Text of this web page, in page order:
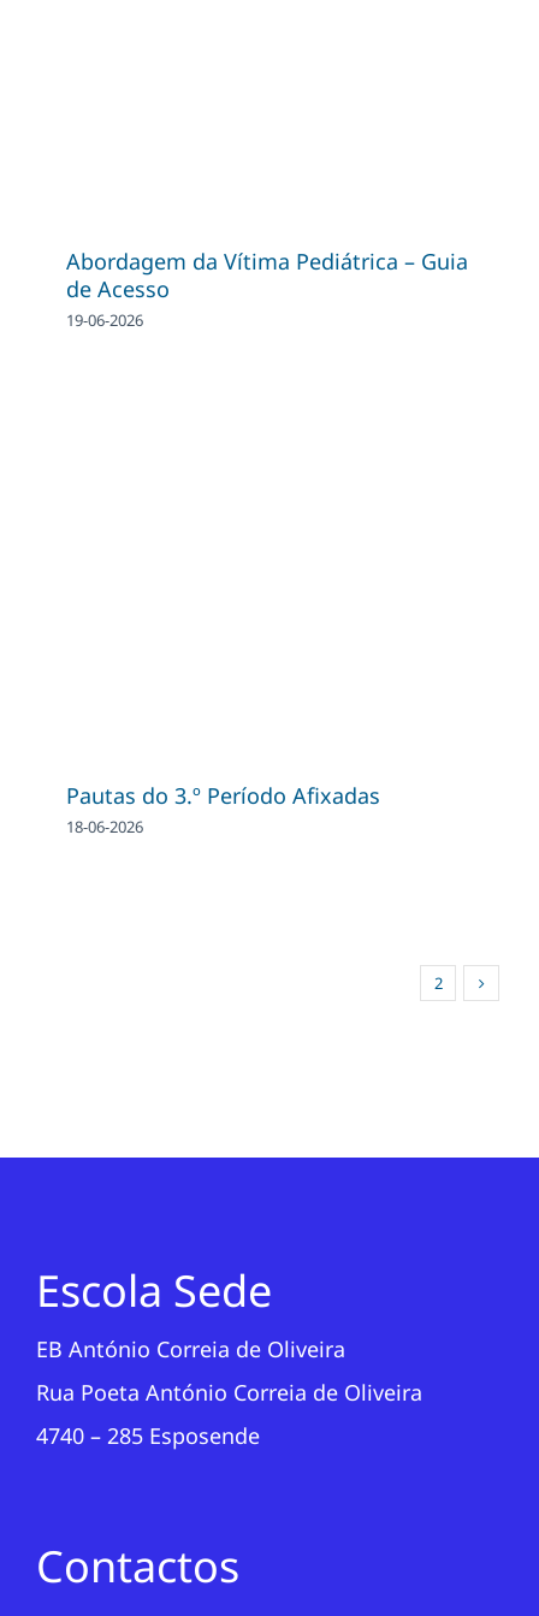
Abordagem da Vítima Pediátrica – Guia
de Acesso
19-06-2026
Pautas do 3.º Período Afixadas
18-06-2026
2
Escola Sede
EB António Correia de Oliveira
Rua Poeta António Correia de Oliveira
4740 – 285 Esposende
Contactos